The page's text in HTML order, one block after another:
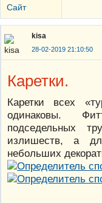
Сайт
kisa
28-02-2019 21:10:50
Каретки.
Каретки всех
одинаковы.
подседельных
излишеств, а
небольших